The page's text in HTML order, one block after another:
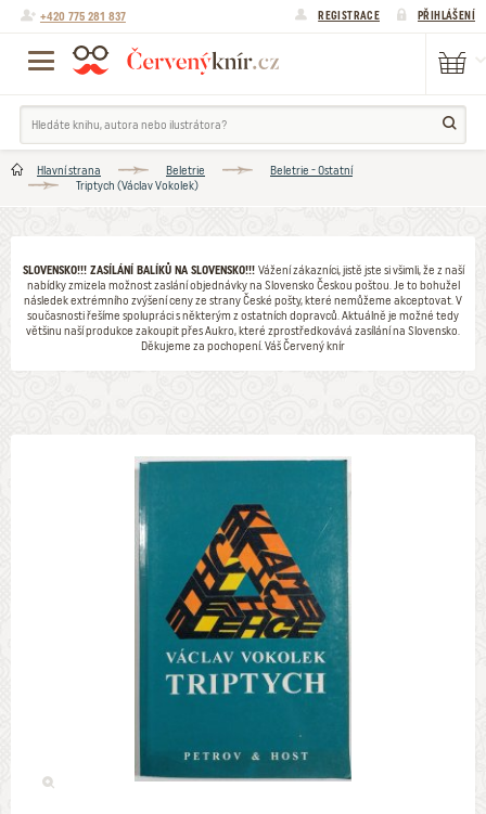
+420 775 281 837 REGISTRACE PŘIHLÁŠENÍ
Hlavní strana Beletrie
Beletrie - Ostatní
Triptych (Václav Vokolek)
SLOVENSKO!!! ZASÍLÁNÍ BALÍKŮ NA SLOVENSKO!!! Vážení zákazníci, jistě jste si všimli, že z naší
nabídky zmizela možnost zaslání objednávky na Slovensko Českou poštou. Je to bohužel
následek extrémního zvýšení ceny ze strany České pošty, které nemůžeme akceptovat. V
současnosti řešíme spolupráci s některým z ostatních dopravců. Aktuálně je možné tedy
většinu naší produkce zakoupit přes Aukro, které zprostředkovává zasílání na Slovensko.
Děkujeme za pochopení. Váš Červený knír